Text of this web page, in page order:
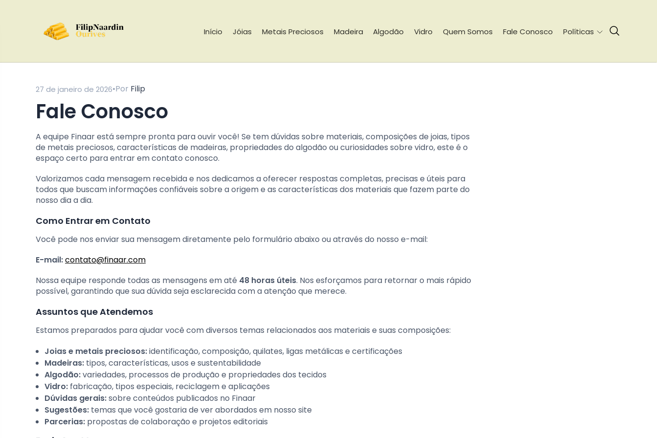
Início Jóias Metais Preciosos Madeira Algodão Vidro Quem Somos Fale Conosco Políticas
27 de janeiro de 2026•Por Filip
Fale Conosco
A equipe Finaar está sempre pronta para ouvir você! Se tem dúvidas sobre materiais, composições de joias, tipos
de metais preciosos, características de madeiras, propriedades do algodão ou curiosidades sobre vidro, este é o
espaço certo para entrar em contato conosco.
Valorizamos cada mensagem recebida e nos dedicamos a oferecer respostas completas, precisas e úteis para
todos que buscam informações confiáveis sobre a origem e as características dos materiais que fazem parte do
nosso dia a dia.
Como Entrar em Contato
Você pode nos enviar sua mensagem diretamente pelo formulário abaixo ou através do nosso e-mail:
E-mail:contato@finaar.com
Nossa equipe responde todas as mensagens em até 48 horas úteis. Nos esforçamos para retornar o mais rápido
possível, garantindo que sua dúvida seja esclarecida com a atenção que merece.
Assuntos que Atendemos
Estamos preparados para ajudar você com diversos temas relacionados aos materiais e suas composições:
Joias e metais preciosos:identificação, composição, quilates, ligas metálicas e certificações
Madeiras: tipos, características, usos e sustentabilidade
Algodão:variedades, processos de produção e propriedades dos tecidos
Vidro: fabricação, tipos especiais, reciclagem e aplicações
Dúvidas gerais:sobre conteúdos publicados no Finaar
Sugestões: temas que você gostaria de ver abordados em nosso site
Parcerias: propostas de colaboração e projetos editoriais